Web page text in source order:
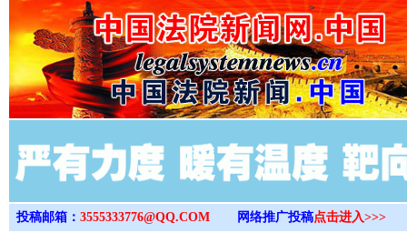
>
投稿邮箱： 3555333776@QQ.COM 网络推广投稿点击进入>>>